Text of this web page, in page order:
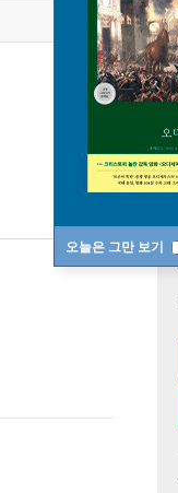
오늘은 그만 보기